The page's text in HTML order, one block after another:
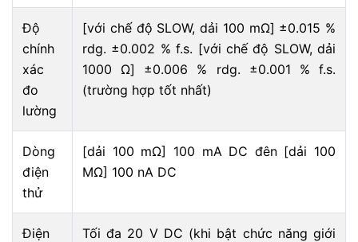
Độ
chính
xác
đo
lường
[với chế độ SLOW, dải 100 mΩ] ±0.015 %
rdg. ±0.002 % f.s. [với chế độ SLOW, dải
1000 Ω] ±0.006 % rdg. ±0.001 % f.s.
(trường hợp tốt nhất)
Dòng
điện
thử
[dải 100 mΩ] 100 mA DC đên [dải 100
MΩ] 100 nA DC
Điện
Tối đa 20 V DC (khi bật chức năng giới